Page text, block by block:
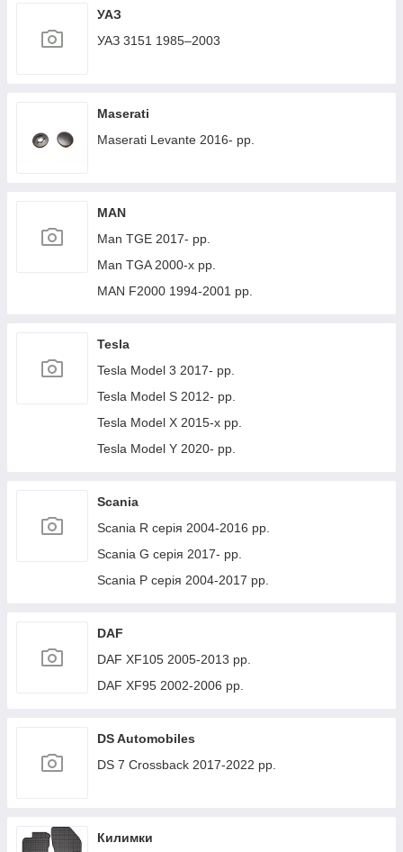
УАЗ
УАЗ 3151 1985–2003
Maserati
Maserati Levante 2016- рр.
MAN
Man TGE 2017- рр.
Man TGA 2000-х рр.
MAN F2000 1994-2001 рр.
Tesla
Tesla Model 3 2017- рр.
Tesla Model S 2012- рр.
Tesla Model X 2015-х рр.
Tesla Model Y 2020- рр.
Scania
Scania R серія 2004-2016 рр.
Scania G серія 2017- рр.
Scania P серія 2004-2017 рр.
DAF
DAF XF105 2005-2013 рр.
DAF XF95 2002-2006 рр.
DS Automobiles
DS 7 Crossback 2017-2022 рр.
Килимки